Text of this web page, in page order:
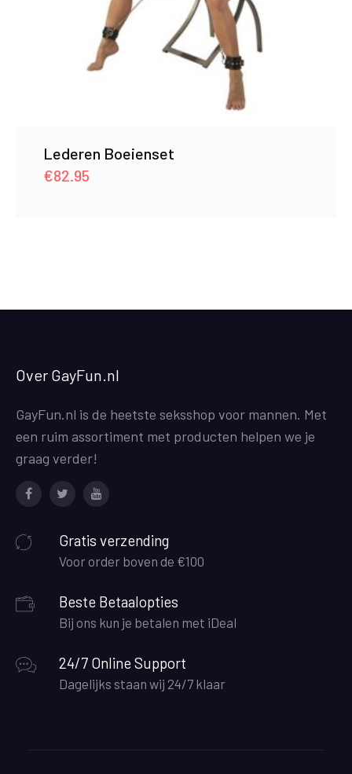
Lederen Boeienset
€82.95
Over GayFun.nl
GayFun.nl is de heetste seksshop voor mannen. Met
een ruim assortiment met producten helpen we je
graag verder!
Gratis verzending
Voor order boven de €100
Beste Betaalopties
Bij ons kun je betalen met iDeal
24/7 Online Support
Dagelijks staan wij 24/7 klaar